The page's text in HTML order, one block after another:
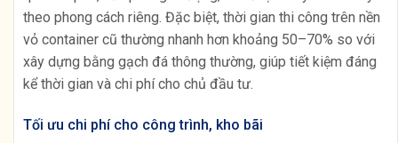
theo phong cách riêng. Đặc biệt, thời gian thi công trên nền
vỏ container cũ thường nhanh hơn khoảng 50–70% so với
xây dựng bằng gạch đá thông thường, giúp tiết kiệm đáng
kể thời gian và chi phí cho chủ đầu tư.
Tối ưu chi phí cho công trình, kho bãi